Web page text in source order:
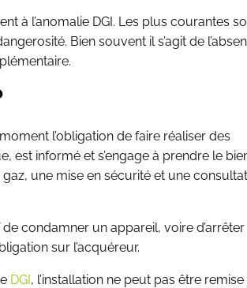
à l’anomalie DGI. Les plus courantes
Bien souvent il s’agit de
l’obligation de faire réaliser des
est informé et s’engage à prendre le
gaz, une mise en sécurité et une
condamner un appareil, voire d’arrêter
sur l’acquéreur.
DGI, l’installation ne peut pas être remise